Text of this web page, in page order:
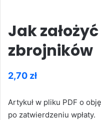
Jak
zbrojników
2,70 zł
Artykuł w pliku PDF o
po zatwierdzeniu wpłaty.